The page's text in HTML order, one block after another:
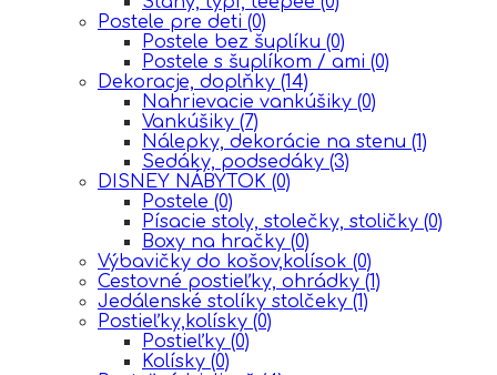
Postele pre deti (0)
Postele bez šuplíku (0)
Postele s šuplíkom / ami (0)
Dekoracje, doplňky (14)
Nahrievacie vankúšiky (0)
Vankúšiky (7)
Nálepky, dekorácie na stenu (1)
Sedáky, podsedáky (3)
DISNEY NÁBYTOK (0)
Postele (0)
Písacie stoly, stolečky, stoličky (0)
Boxy na hračky (0)
Výbavičky do košov,kolísok (0)
Cestovné postieľky, ohrádky (1)
Jedálenské stolíky stolčeky (1)
Postieľky,kolísky (0)
Postieľky (0)
Kolísky (0)